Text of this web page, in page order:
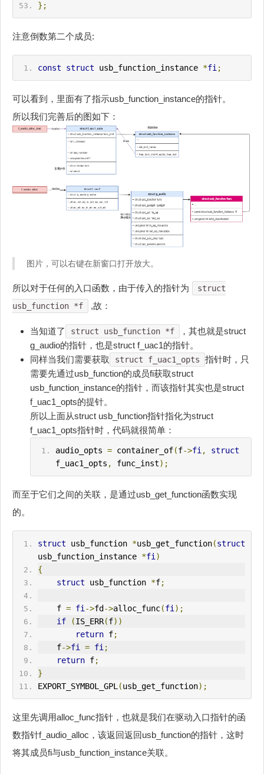
};
注意倒数第二个成员:
const struct usb_function_instance *fi ;
可以看到，里面有了指示usb_function_instance的指针。
所以我们完善后的图如下：
图片，可以右键在新窗口打开放大。
所以对于任何的入口函数，由于传入的指针为
struct
usb_function *f
,故：
当知道了 struct usb_function *f
，其也就是struct
g_audio的指针，也是struct f_uac1的指针。
同样当我们需要获取
struct f_uac1_opts
指针时，只
需要先通过usb_function的成员fi获取struct
usb_function_instance的指针，而该指针其实也是struct
f_uac1_opts的提针。
所以上面从struct usb_function指针指化为struct
f_uac1_opts指针时，代码就很简单：
audio_opts = container_of(f->fi ,
struct
f_uac1_opts , func_inst);
而至于它们之间的关联，是通过usb_get_function函数实现
的。
struct usb_function *usb_get_function(struct
usb_function_instance *fi )
{
struct usb_function *f;
    f
= fi ->fd ->alloc_func(fi );
if
(IS_ ERR(f))
return f;
    f
->fi = fi ;
return f;
}
EXPORT_SYMBOL_GPL (usb_get_function);
这里先调用alloc_func指针，也就是我们在驱动入口指针的函
数指针f_audio_alloc，该返回返回usb_function的指针，这时
将其成员fi与usb_function_instance关联。